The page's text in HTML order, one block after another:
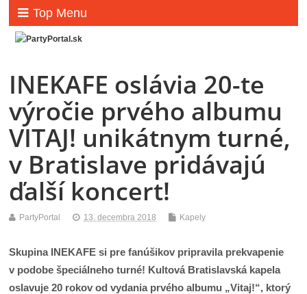
Top Menu
INEKAFE oslávia 20-te
výročie prvého albumu
VITAJ! unikátnym turné,
v Bratislave pridávajú
ďalší koncert!
PartyPortal 13. decembra 2018 Kapely
Skupina INEKAFE si pre fanúšikov pripravila prekvapenie
v podobe špeciálneho turné! Kultová Bratislavská kapela
oslavuje 20 rokov od vydania prvého albumu „Vitaj!“, ktorý